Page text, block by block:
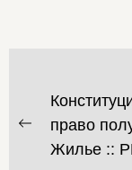
ПО
Предыдущая
запись:
право
Жилье ::